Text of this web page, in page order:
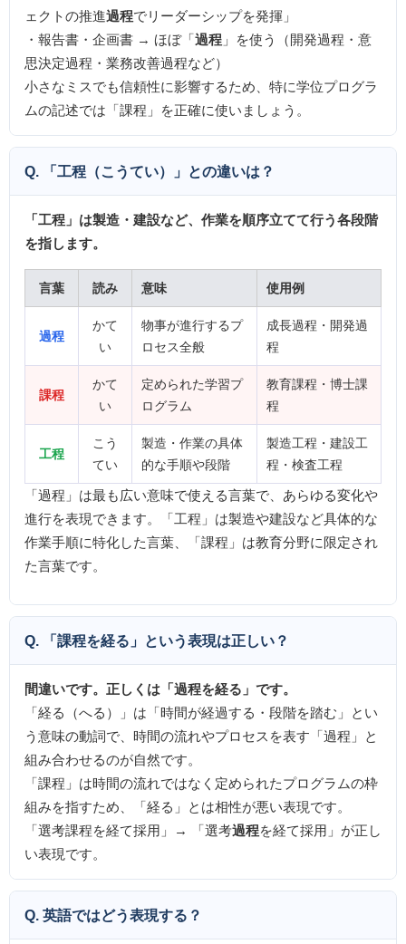
ェクトの推進過程でリーダーシップを発揮」
・報告書・企画書 → ほぼ「 過程 」を使う（開発過程・意
思決定過程・業務改善過程など）
小さなミスでも信頼性に影響するため、特に学位プログラ
ムの記述では「課程」を正確に使いましょう。
Q. 「工程（こうてい）」との違いは？
「工程」は製造・建設など、作業を順序立てて行う各段階
を指します。
言葉 読み 意味 使用例
過程
かて
い
物事が進行するプ
ロセス全般
成長過程・開発過
程
課程
かて
い
定められた学習プ
ログラム
教育課程・博士課
程
工程
こう
てい
製造・作業の具体
的な手順や段階
製造工程・建設工
程・検査工程
「過程」は最も広い意味で使える言葉で、あらゆる変化や
進行を表現できます。「工程」は製造や建設など具体的な
作業手順に特化した言葉、「課程」は教育分野に限定され
た言葉です。
Q. 「課程を経る」という表現は正しい？
間違いです。正しくは「過程を経る」です。
「経る（へる）」は「時間が経過する・段階を踏む」とい
う意味の動詞で、時間の流れやプロセスを表す「過程」と
組み合わせるのが自然です。
「課程」は時間の流れではなく定められたプログラムの枠
組みを指すため、「経る」とは相性が悪い表現です。
「選考課程を経て採用」→ 「選考過程を経て採用」が正し
い表現です。
Q. 英語ではどう表現する？